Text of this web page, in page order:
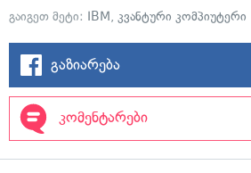
გაიგეთ მეტი: IBM, კვანტური კომპიუტერი
გაზიარება
კომენტარები